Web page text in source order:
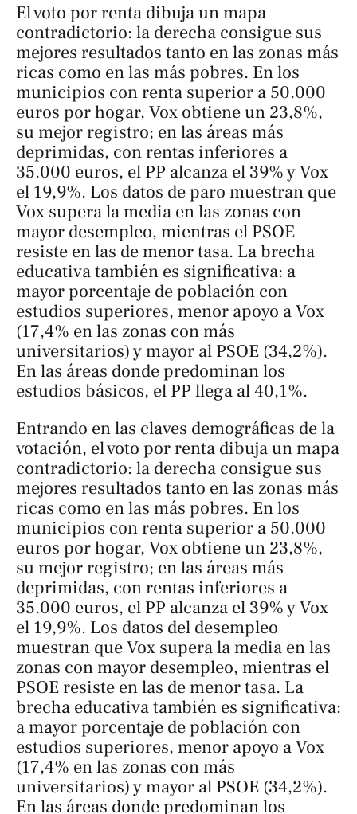
El voto por renta dibuja un mapa
contradictorio: la derecha consigue sus
mejores resultados tanto en las zonas más
ricas como en las más pobres. En los
municipios con renta superior a 50.000
euros por hogar, Vox obtiene un 23,8%,
su mejor registro; en las áreas más
deprimidas, con rentas inferiores a
35.000 euros, el PP alcanza el 39% y Vox
el 19,9%. Los datos de paro muestran que
Vox supera la media en las zonas con
mayor desempleo, mientras el PSOE
resiste en las de menor tasa. La brecha
educativa también es significativa: a
mayor porcentaje de población con
estudios superiores, menor apoyo a Vox
(17,4% en las zonas con más
universitarios) y mayor al PSOE (34,2%).
En las áreas donde predominan los
estudios básicos, el PP llega al 40,1%.
Entrando en las claves demográficas de la
votación, el voto por renta dibuja un mapa
contradictorio: la derecha consigue sus
mejores resultados tanto en las zonas más
ricas como en las más pobres. En los
municipios con renta superior a 50.000
euros por hogar, Vox obtiene un 23,8%,
su mejor registro; en las áreas más
deprimidas, con rentas inferiores a
35.000 euros, el PP alcanza el 39% y Vox
el 19,9%. Los datos del desempleo
muestran que Vox supera la media en las
zonas con mayor desempleo, mientras el
PSOE resiste en las de menor tasa. La
brecha educativa también es significativa:
a mayor porcentaje de población con
estudios superiores, menor apoyo a Vox
(17,4% en las zonas con más
universitarios) y mayor al PSOE (34,2%).
En las áreas donde predominan los